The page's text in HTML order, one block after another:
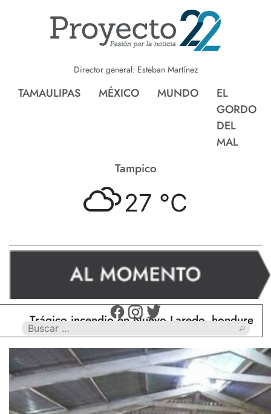
Director general: Esteban Martínez
TAMAULIPAS MÉXICO MUNDO
EL
GORDO
DEL
MAL
Tampico
27 °C
incendio en Nuevo Laredo, hondureño